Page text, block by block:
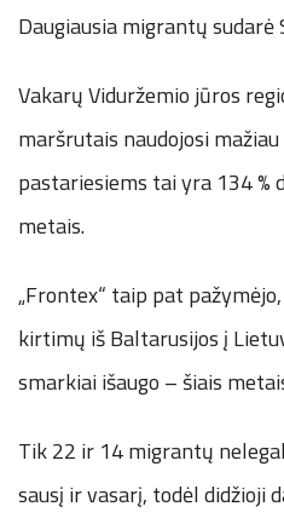
Daugiausia migrantų
Vakarų Viduržemio jūros
maršrutais naudojosi
pastariesiems tai yra 134 %
metais.
„Frontex“ taip pat
kirtimų iš Baltarusijos į
smarkiai išaugo – šiais
Tik 22 ir 14 migrantų
sausį ir vasarį, todėl didžioji